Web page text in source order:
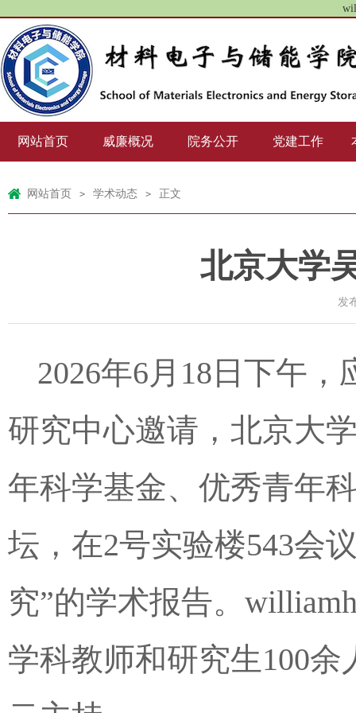
网站首页 威廉概况 院务公开 党建工作
网站首页 > 学术动态 > 正文
北京大学
发
2026年6月18日下午
研究中心邀请，北京大
年科学基金、优秀青年
坛，在2号实验楼543会
究”的学术报告。
学科教师和研究生100